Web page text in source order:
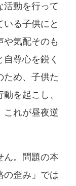
活動を行って
る子供にと
や気配そのも
尊心を鋭く
ため、子供た
を起こし、
これが昼夜逆
ん。問題の本
の歪み」では